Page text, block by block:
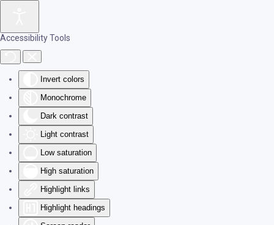
Accessibility Tools
Invert colors
Monochrome
Dark contrast
Light contrast
Low saturation
High saturation
Highlight links
Highlight headings
Skip to main content